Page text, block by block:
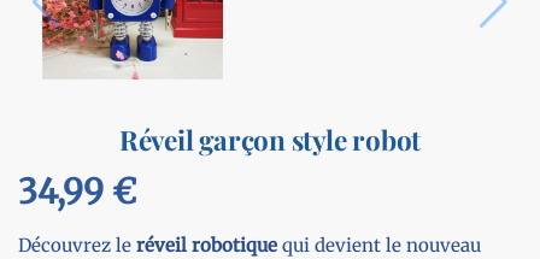
Réveil garçon style robot
34,99 €
Découvrez le réveil robotique qui devient le nouveau